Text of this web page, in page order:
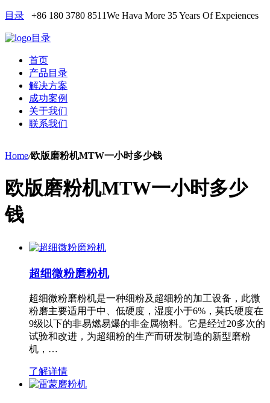
目录 +86 180 3780 8511We Hava More 35 Years Of Expeiences
目录
首页
产品目录
解决方案
成功案例
关于我们
联系我们
Home/欧版磨粉机MTW一小时多少钱
欧版磨粉机MTW一小时多少
钱
超细微粉磨粉机
超细微粉磨粉机是一种细粉及超细粉的加工设备，此微
粉磨主要适用于中、低硬度，湿度小于6%，莫氏硬度在
9级以下的非易燃易爆的非金属物料。它是经过20多次的
试验和改进，为超细粉的生产而研发制造的新型磨粉
机，…
了解详情